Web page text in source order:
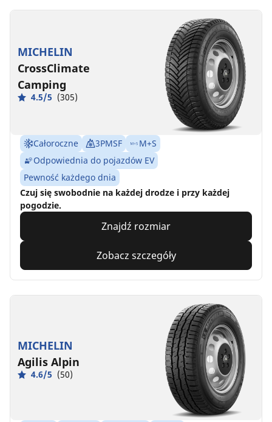
MICHELIN
CrossClimate
Camping
4.5/5 (305)
Całoroczne 3PMSF
M+S
Odpowiednia do pojazdów EV
Pewność każdego dnia
Czuj się swobodnie na każdej drodze i przy każdej
pogodzie.
Znajdź rozmiar
Zobacz szczegóły
MICHELIN
Agilis Alpin
4.6/5 (50)